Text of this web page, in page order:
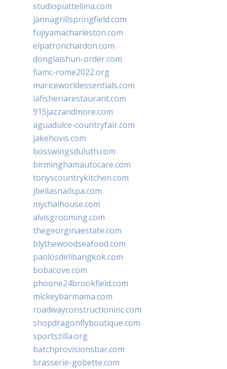
studiopiattellina.com
jannagrillspringfield.com
fujiyamacharleston.com
elpatronchardon.com
donglaishun-order.com
fiamc-rome2022.org
mariceworldessentials.com
lafisheriarestaurant.com
915jazzandmore.com
aguadulce-countryfair.com
jakehovis.com
bosswingsduluth.com
birminghamautocare.com
tonyscountrykitchen.com
jbellasnailspa.com
mychaihouse.com
alvisgrooming.com
thegeorginaestate.com
blythewoodseafood.com
paolosdelibangkok.com
bobacove.com
phoone24brookfield.com
mickeybarmama.com
roadwayconstructioninc.com
shopdragonflyboutique.com
sportszilla.org
batchprovisionsbar.com
brasserie-gobette.com